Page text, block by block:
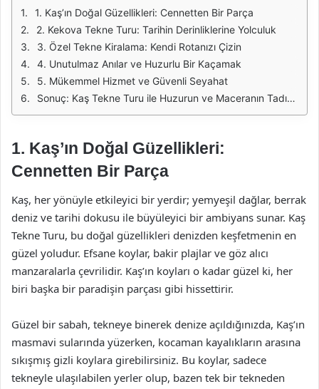
1. Kaş’ın Doğal Güzellikleri: Cennetten Bir Parça
2. Kekova Tekne Turu: Tarihin Derinliklerine Yolculuk
3. Özel Tekne Kiralama: Kendi Rotanızı Çizin
4. Unutulmaz Anılar ve Huzurlu Bir Kaçamak
5. Mükemmel Hizmet ve Güvenli Seyahat
Sonuç: Kaş Tekne Turu ile Huzurun ve Maceranın Tadını Çıkarın
1. Kaş’ın Doğal Güzellikleri:
Cennetten Bir Parça
Kaş, her yönüyle etkileyici bir yerdir; yemyeşil dağlar, berrak
deniz ve tarihi dokusu ile büyüleyici bir ambiyans sunar. Kaş
Tekne Turu, bu doğal güzellikleri denizden keşfetmenin en
güzel yoludur. Efsane koylar, bakir plajlar ve göz alıcı
manzaralarla çevrilidir. Kaş’ın koyları o kadar güzel ki, her
biri başka bir paradişin parçası gibi hissettirir.
Güzel bir sabah, tekneye binerek denize açıldığınızda, Kaş’ın
masmavi sularında yüzerken, kocaman kayalıkların arasına
sıkışmış gizli koylara girebilirsiniz. Bu koylar, sadece
tekneyle ulaşılabilen yerler olup, bazen tek bir tekneden